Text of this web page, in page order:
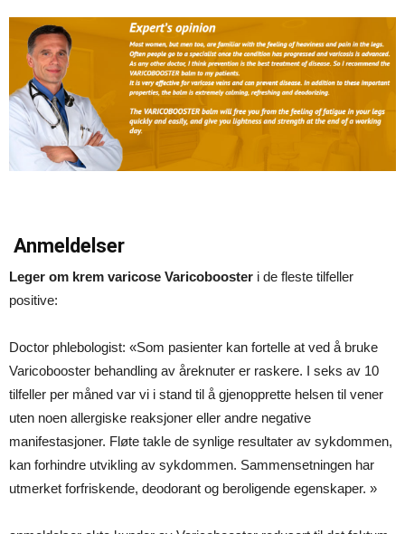
Anmeldelser
Leger om krem varicose Varicobooster i de fleste tilfeller
positive:
Doctor phlebologist: «Som pasienter kan fortelle at ved å bruke
Varicobooster behandling av åreknuter er raskere. I seks av 10
tilfeller per måned var vi i stand til å gjenopprette helsen til vener
uten noen allergiske reaksjoner eller andre negative
manifestasjoner. Fløte takle de synlige resultater av sykdommen,
kan forhindre utvikling av sykdommen. Sammensetningen har
utmerket forfriskende, deodorant og beroligende egenskaper. »